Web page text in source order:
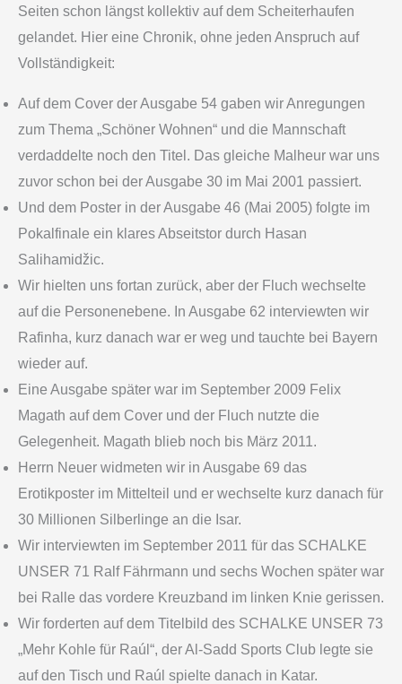
Seiten schon längst kollektiv auf dem Scheiterhaufen
gelandet. Hier eine Chronik, ohne jeden Anspruch auf
Vollständigkeit:
Auf dem Cover der Ausgabe 54 gaben wir Anregungen
zum Thema „Schöner Wohnen“ und die Mannschaft
verdaddelte noch den Titel. Das gleiche Malheur war uns
zuvor schon bei der Ausgabe 30 im Mai 2001 passiert.
Und dem Poster in der Ausgabe 46 (Mai 2005) folgte im
Pokalfinale ein klares Abseitstor durch Hasan
Salihamidžic.
Wir hielten uns fortan zurück, aber der Fluch wechselte
auf die Personenebene. In Ausgabe 62 interviewten wir
Rafinha, kurz danach war er weg und tauchte bei Bayern
wieder auf.
Eine Ausgabe später war im September 2009 Felix
Magath auf dem Cover und der Fluch nutzte die
Gelegenheit. Magath blieb noch bis März 2011.
Herrn Neuer widmeten wir in Ausgabe 69 das
Erotikposter im Mittelteil und er wechselte kurz danach für
30 Millionen Silberlinge an die Isar.
Wir interviewten im September 2011 für das SCHALKE
UNSER 71 Ralf Fährmann und sechs Wochen später war
bei Ralle das vordere Kreuzband im linken Knie gerissen.
Wir forderten auf dem Titelbild des SCHALKE UNSER 73
„Mehr Kohle für Raúl“, der Al-Sadd Sports Club legte sie
auf den Tisch und Raúl spielte danach in Katar.